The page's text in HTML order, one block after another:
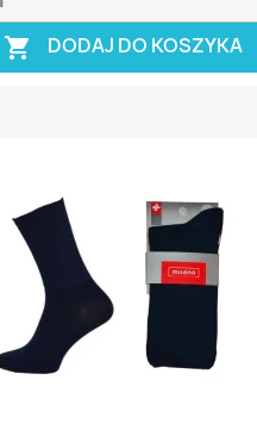
 DODAJ DO KOSZYKA